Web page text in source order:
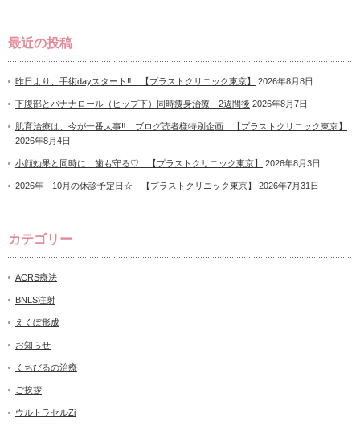
最近の投稿
昨日より、手術dayスタート‼ 【プラストクリニック東京】 2026年8月8日
下腹部とバナナロール（ヒップ下）同時痩身治療 2週間後 2026年8月7日
肌育治療は、今が一番大事‼ ブログ読者様特別企画 【プラストクリニック東京】
2026年8月4日
小顔効果と同時に、歯も守る♡ 【プラストクリニック東京】 2026年8月3日
2026年 10月の休診予定日☆ 【プラストクリニック東京】 2026年7月31日
カテゴリー
ACRS療法
BNLS注射
えくぼ形成
お知らせ
くちびるの治療
ご挨拶
ウルトラセルZi